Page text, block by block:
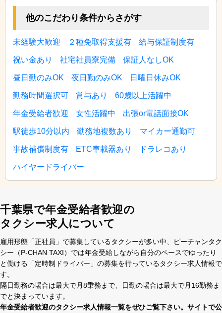
他のこだわり条件からさがす
未経験大歓迎 ２種免取得支援有 給与保証制度有
祝い金あり 社宅社員寮完備 保証人なしOK
昼日勤のみOK 夜日勤のみOK 日曜日休みOK
勤務時間選択可 賞与あり 60歳以上活躍中
年金受給者歓迎 女性活躍中 出張or電話面接OK
駅徒歩10分以内 勤務地複数あり マイカー通勤可
事故補償制度有 ETC車載器あり ドラレコあり
ハイヤードライバー
千葉県で年金受給者歓迎の
タクシー求人について
雇⽤形態「正社員」で募集しているタクシーが多い中、ピーチャンタク
シー（P-CHAN TAXI）では年⾦受給しながら⾃分のペースでゆったり
と働ける「定時制ドライバー」の募集を⾏っているタクシー求⼈情報で
す。
隔⽇勤務の場合は最⼤で⽉8乗務まで、⽇勤の場合は最⼤で⽉16勤務ま
でと決まっています。
年⾦受給者歓迎のタクシー求⼈情報⼀覧をぜひご覧下さい。サイトで公